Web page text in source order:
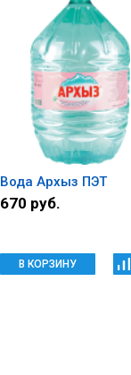
Вода Архыз ПЭТ
670 руб.
В КОРЗИНУ